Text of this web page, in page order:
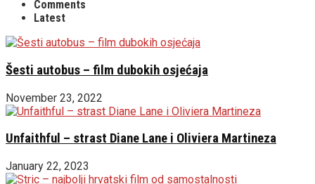
Comments
Latest
Šesti autobus – film dubokih osjećaja
November 23, 2022
Unfaithful – strast Diane Lane i Oliviera Martineza
January 22, 2023